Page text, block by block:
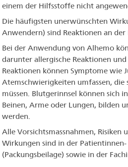
einem der Hilfsstoffe nicht
Die häufigsten unerwünschten
Anwendern) sind Reaktionen an
Bei der Anwendung von Alhemo
darunter allergische Reaktionen
Reaktionen können Symptome wie
Atemschwierigkeiten umfassen,
müssen. Blutgerinnsel können sich
Beinen, Arme oder Lungen, bilden
werden.
Alle Vorsichtsmassnahmen,
Wirkungen sind in der
(Packungsbeilage) sowie in der